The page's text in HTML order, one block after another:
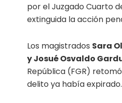
por el Juzgado Cuarto
extinguida la acción
Los magistrados Sara
y Josué Osvaldo
República (FGR)
delito ya había expirado.